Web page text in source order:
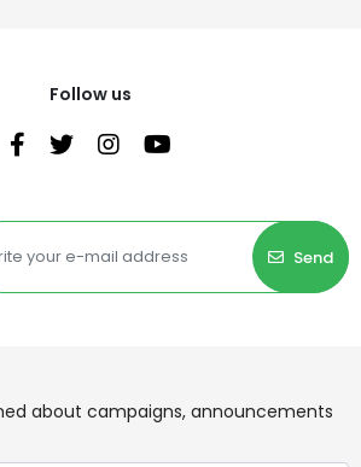
Follow us
Send
about campaigns, announcements